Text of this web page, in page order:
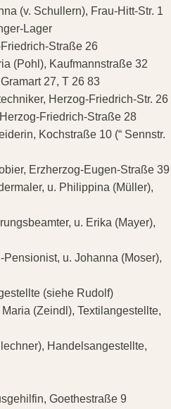
(v. Schullern), Frau-Hitt-Str. 1
Lager
Straße 26
(Pohl), Kaufmannstraße 32
27, T 26 83
Herzog-Friedrich-Str. 26
Friedrich-Straße 28
Kochstraße 10 (“ Sennstr.
Erzherzog-Eugen-Straße 39
u. Philippina (Müller),
u. Erika (Mayer),
u. Johanna (Moser),
(siehe Rudolf)
(Zeindl), Textilangestellte,
Handelsangestellte,
Goethestraße 9